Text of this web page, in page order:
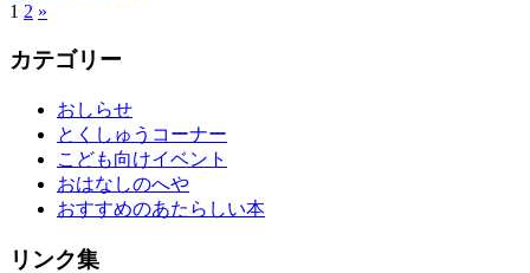
1 2 »
カテゴリー
おしらせ
とくしゅうコーナー
こども向けイベント
おはなしのへや
おすすめのあたらしい本
リンク集